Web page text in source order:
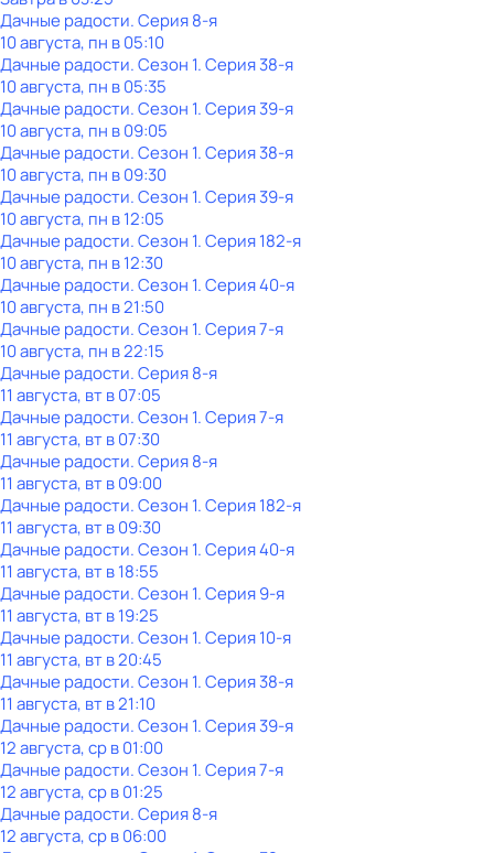
Дачные радости. Серия 8-я
10 августа, пн в 05:10
Дачные радости. Сезон 1. Серия 38-я
10 августа, пн в 05:35
Дачные радости. Сезон 1. Серия 39-я
10 августа, пн в 09:05
Дачные радости. Сезон 1. Серия 38-я
10 августа, пн в 09:30
Дачные радости. Сезон 1. Серия 39-я
10 августа, пн в 12:05
Дачные радости. Сезон 1. Серия 182-я
10 августа, пн в 12:30
Дачные радости. Сезон 1. Серия 40-я
10 августа, пн в 21:50
Дачные радости. Сезон 1. Серия 7-я
10 августа, пн в 22:15
Дачные радости. Серия 8-я
11 августа, вт в 07:05
Дачные радости. Сезон 1. Серия 7-я
11 августа, вт в 07:30
Дачные радости. Серия 8-я
11 августа, вт в 09:00
Дачные радости. Сезон 1. Серия 182-я
11 августа, вт в 09:30
Дачные радости. Сезон 1. Серия 40-я
11 августа, вт в 18:55
Дачные радости. Сезон 1. Серия 9-я
11 августа, вт в 19:25
Дачные радости. Сезон 1. Серия 10-я
11 августа, вт в 20:45
Дачные радости. Сезон 1. Серия 38-я
11 августа, вт в 21:10
Дачные радости. Сезон 1. Серия 39-я
12 августа, ср в 01:00
Дачные радости. Сезон 1. Серия 7-я
12 августа, ср в 01:25
Дачные радости. Серия 8-я
12 августа, ср в 06:00